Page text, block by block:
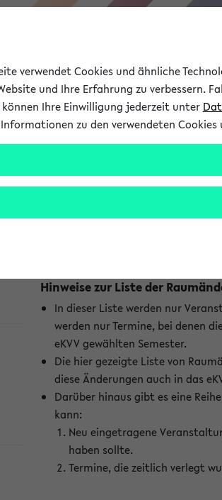
Forschung
Hinweise zur Liste der
In dieser Liste werden nur
werden nur Termine, bei denen
eKVV gewählten Semester.
Die hier gezeigte Liste von
diese Änderungen auch in das
Darüber hinaus gibt es eine
kann:
Neu eingetragene
haben sollte.
Termine, die zeitlich verlegt
verwendet Cookies und ähnliche
und Ihre Erfahrung zu verbessern.
können Ihre Einwilligung jederzeit unter
zu den verwendeten Cookies